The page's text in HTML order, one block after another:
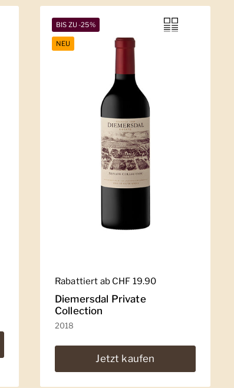
Regulärer Preis
Rabattiert ab CHF 19.90
Diemersdal Private
Collection
2018
Jetzt kaufen
BIS ZU -25%
NEU